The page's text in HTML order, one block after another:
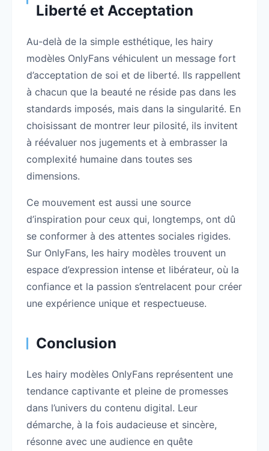
Liberté et Acceptation
Au-delà de la simple esthétique, les hairy
modèles OnlyFans véhiculent un message fort
d’acceptation de soi et de liberté. Ils rappellent
à chacun que la beauté ne réside pas dans les
standards imposés, mais dans la singularité. En
choisissant de montrer leur pilosité, ils invitent
à réévaluer nos jugements et à embrasser la
complexité humaine dans toutes ses
dimensions.
Ce mouvement est aussi une source
d’inspiration pour ceux qui, longtemps, ont dû
se conformer à des attentes sociales rigides.
Sur OnlyFans, les hairy modèles trouvent un
espace d’expression intense et libérateur, où la
confiance et la passion s’entrelacent pour créer
une expérience unique et respectueuse.
Conclusion
Les hairy modèles OnlyFans représentent une
tendance captivante et pleine de promesses
dans l’univers du contenu digital. Leur
démarche, à la fois audacieuse et sincère,
résonne avec une audience en quête